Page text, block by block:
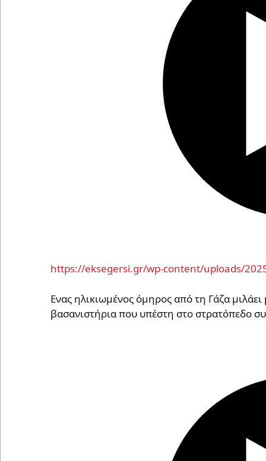
https://eksegersi.gr/wp-content/uploads/
Eνας ηλικιωμένος όμηρος από τη Γάζα
βασανιστήρια που υπέστη στο στρατόπεδο